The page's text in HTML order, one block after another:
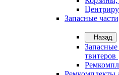
Запасные
Назад
твитеров